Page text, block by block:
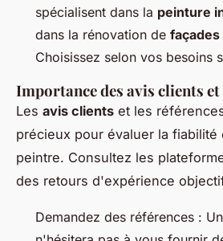
spécialisent dans la peinture
dans la rénovation de
Choisissez selon vos besoins
Importance des avis clients et
Les avis clients et les
précieux pour évaluer la fiabilité
peintre. Consultez les
des retours d'expérience
Demandez des références :